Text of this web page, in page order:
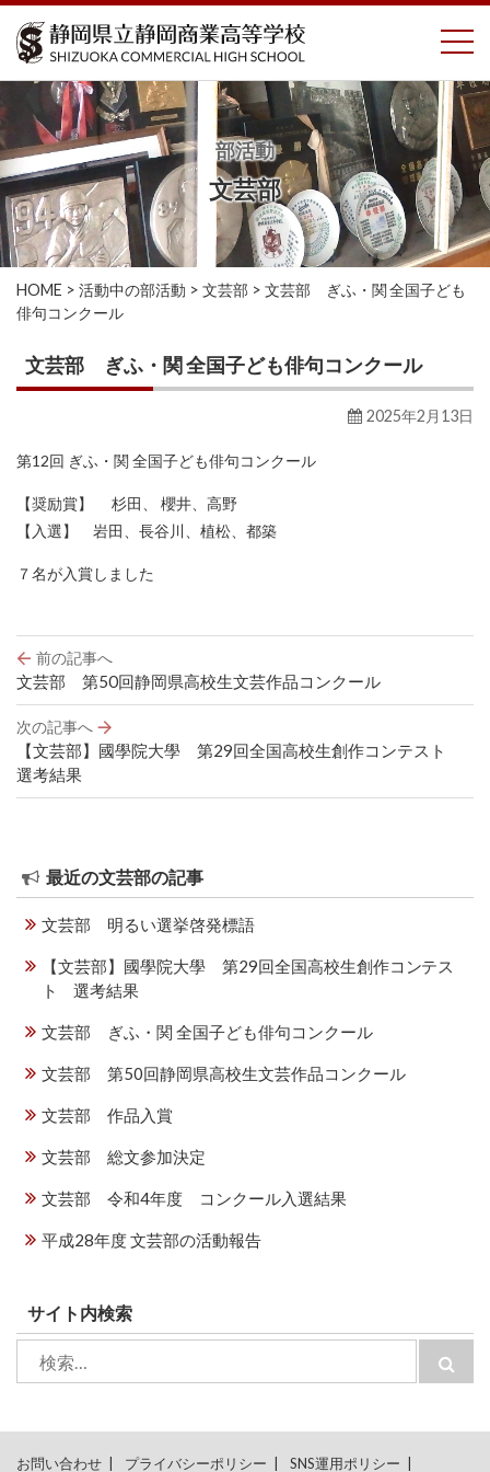
コ
ツ
へ
ス
キ
ッ
プ
部活動
文芸部
HOME > 活動中の部活動 > 文芸部 > 文芸部 ぎふ・関 全国子ども
俳句コンクール
文芸部 ぎふ・関 全国子ども俳句コンクール
2025年2月13日
第12回 ぎふ・関 全国子ども俳句コンクール
【奨励賞】 杉田、 櫻井、高野
【入選】 岩田、長谷川、植松、都築
７名が入賞しました
投
稿
ナ
ビ
ゲ
ー
シ
前の記事へ
文芸部 第50回静岡県高校生文芸作品コンクール
次の記事へ
【文芸部】國學院大學 第29回全国高校生創作コンテスト
選考結果
最近の文芸部の記事
文芸部 明るい選挙啓発標語
【文芸部】國學院大學 第29回全国高校生創作コンテス
ト 選考結果
文芸部 ぎふ・関 全国子ども俳句コンクール
文芸部 第50回静岡県高校生文芸作品コンクール
文芸部 作品入賞
文芸部 総文参加決定
文芸部 令和4年度 コンクール入選結果
平成28年度 文芸部の活動報告
サイト内検索
索:
索
お問い合わせ プライバシーポリシー SNS運用ポリシー